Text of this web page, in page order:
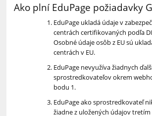
Ako plní EduPage požiadavky
EduPage ukladá údaje v
centrách certifikovaných podľa
Osobné údaje osôb z EU sú
centrách v EU.
EduPage nevyužíva žiadnych
sprostredkovateľov okrem
bodu 1.
EduPage ako sprostredkovateľ
žiadne z uložených údajov tretím